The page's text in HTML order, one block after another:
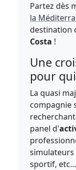
Partez dès
la
destination
Costa !
Une
pour
La quasi
compagnie
panel d'
simulateurs
sportif,